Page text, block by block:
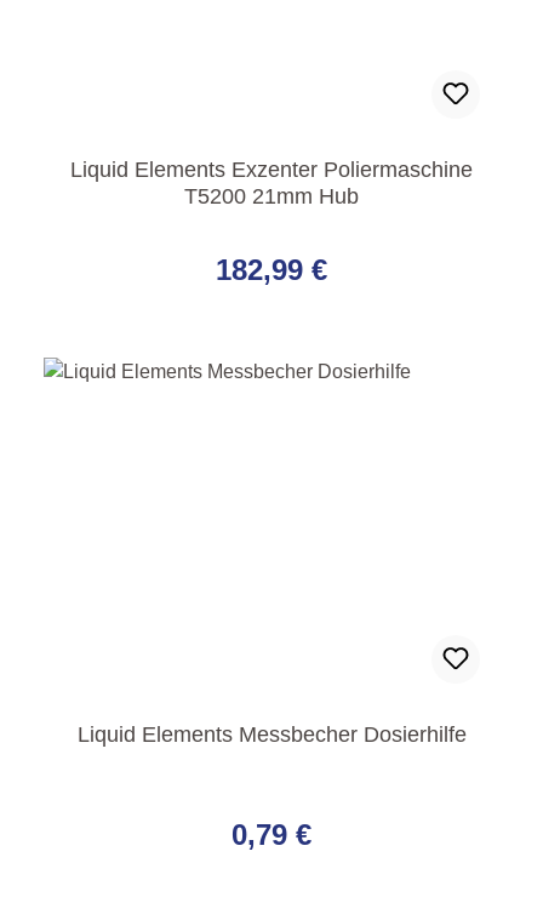
Liquid Elements Exzenter Poliermaschine
T5200 21mm Hub
182,99 €
Liquid Elements Messbecher Dosierhilfe
0,79 €